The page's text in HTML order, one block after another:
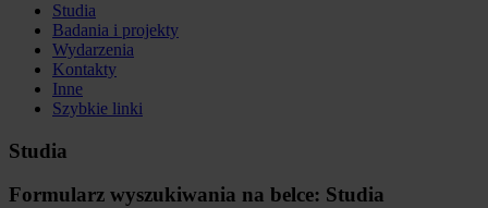
Studia
Badania i projekty
Wydarzenia
Kontakty
Inne
Szybkie linki
Studia
Formularz wyszukiwania na belce: Studia